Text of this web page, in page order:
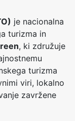
je nacionalna
turizma in
, ki združuje
turizma
viri, lokalno
zavržene